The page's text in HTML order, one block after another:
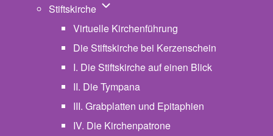
Stiftskirche Unternavigation von Stiftskirche
Virtuelle Kirchenführung
Die Stiftskirche bei Kerzenschein
I. Die Stiftskirche auf einen Blick
II. Die Tympana
III. Grabplatten und Epitaphien
IV. Die Kirchenpatrone